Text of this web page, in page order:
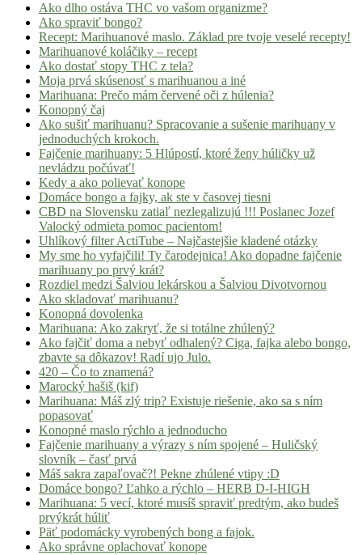
Ako dlho ostáva THC vo vašom organizme?
Ako spraviť bongo?
Recept: Marihuanové maslo. Základ pre tvoje veselé recepty!
Marihuanové koláčiky – recept
Ako dostať stopy THC z tela?
Moja prvá skúsenosť s marihuanou a iné
Marihuana: Prečo mám červené oči z húlenia?
Konopný čaj
Ako sušiť marihuanu? Spracovanie a sušenie marihuany v
jednoduchých krokoch.
Fajčenie marihuany: 5 Hlúpostí, ktoré ženy húličky už
nevládzu počúvať!
Kedy a ako polievať konope
Domáce bongo a fajky, ak ste v časovej tiesni
CBD na Slovensku zatiaľ nezlegalizujú !!! Poslanec Jozef
Valocký odmieta pomoc pacientom!
Uhlíkový filter ActiTube – Najčastejšie kladené otázky
My sme ho vyfajčili! Ty čarodejnica! Ako dopadne fajčenie
marihuany po prvý krát?
Rozdiel medzi Šalviou lekárskou a Šalviou Divotvornou
Ako skladovať marihuanu?
Konopná dovolenka
Marihuana: Ako zakryť, že si totálne zhúlený?
Ako fajčiť doma a nebyť odhalený? Ciga, fajka alebo bongo,
zbavte sa dôkazov! Radí ujo Julo.
420 – Čo to znamená?
Marocký hašiš (kif)
Marihuana: Máš zlý trip? Existuje riešenie, ako sa s ním
popasovať
Konopné maslo rýchlo a jednoducho
Fajčenie marihuany a výrazy s ním spojené – Huličský
slovník – časť prvá
Máš sakra zapaľovač?! Pekne zhúlené vtipy :D
Domáce bongo? Ľahko a rýchlo – HERB D-I-HIGH
Marihuana: 5 vecí, ktoré musíš spraviť predtým, ako budeš
prvýkrát húliť
Päť podomácky vyrobených bong a fajok.
Ako správne oplachovať konope